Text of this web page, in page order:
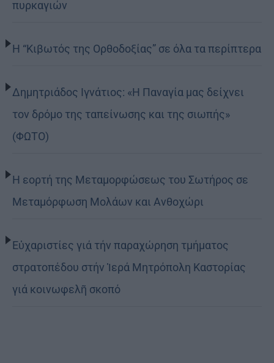
πυρκαγιών
Η “Κιβωτός της Ορθοδοξίας” σε όλα τα περίπτερα
Δημητριάδος Ιγνάτιος: «Η Παναγία μας δείχνει
τον δρόμο της ταπείνωσης και της σιωπής»
(ΦΩΤΟ)
Η εορτή της Μεταμορφώσεως του Σωτήρος σε
Μεταμόρφωση Μολάων και Ανθοχώρι
Εὐχαριστίες γιά τήν παραχώρηση τμήματος
στρατοπέδου στήν Ἱερά Μητρόπολη Καστορίας
γιά κοινωφελῆ σκοπό